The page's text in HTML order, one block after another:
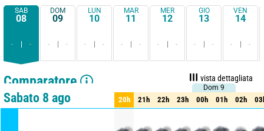
SAB
08
- -
DOM
09
- -
LUN
10
- -
MAR
11
- -
MER
12
- -
GIO
13
- -
VEN
14
- -
Comparatore
vista dettagliata
vista sintetica
Sabato 8 ago
Dom 9
20h 21h 22h 23h 00h 01h 02h
Dom 9
20h 21h 22h 23h 00h 01h 02h